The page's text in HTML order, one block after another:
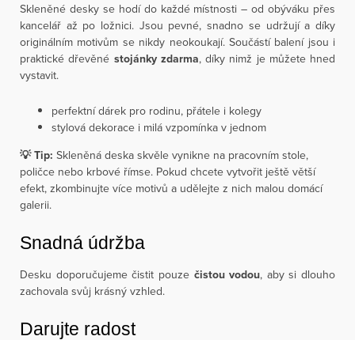
Skleněné desky se hodí do každé místnosti – od obýváku přes
kancelář až po ložnici. Jsou pevné, snadno se udržují a díky
originálním motivům se nikdy neokoukají. Součástí balení jsou i
praktické dřevěné stojánky zdarma, díky nimž je můžete hned
vystavit.
perfektní dárek pro rodinu, přátele i kolegy
stylová dekorace i milá vzpomínka v jednom
💡 Tip: Skleněná deska skvěle vynikne na pracovním stole,
poličce nebo krbové římse. Pokud chcete vytvořit ještě větší
efekt, zkombinujte více motivů a udělejte z nich malou domácí
galerii.
Snadná údržba
Desku doporučujeme čistit pouze čistou vodou, aby si dlouho
zachovala svůj krásný vzhled.
Darujte radost